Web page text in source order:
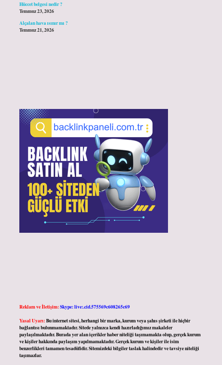
Hüccet belgesi nedir ?
Temmuz 23, 2026
Alçalan hava ısınır mı ?
Temmuz 21, 2026
Reklam ve İletişim:Skype: live:.cid.575569c608265c69
Yasal Uyarı:Bu internet sitesi, herhangi bir marka, kurum veya şahıs şirketi ile hiçbir
bağlantısı bulunmamaktadır. Sitede yalnızca kendi hazırladığımız makaleler
paylaşılmaktadır. Burada yer alan içerikler haber niteliği taşımamakta olup, gerçek kurum
ve kişiler hakkında paylaşım yapılmamaktadır. Gerçek kurum ve kişiler ile isim
benzerlikleri tamamen tesadüfidir. Sitemizdeki bilgiler taslak halindedir ve tavsiye niteliği
taşımazlar.